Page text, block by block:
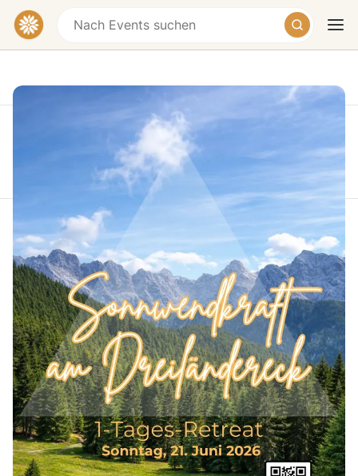
Morgen Wochenende
Diese Veranstaltung fand statt am Sunday, June
21, 2026 at 05:00 PM
Sonnwendkraft am Dreiländereck 1-
Tages-Retreat
Dreiländereck, Arnoldstein, Austria
€124
Sonnwendkraft am Dreiländereck 1-Tages-
Retreat
Erlebe die kraftvollste Zeit des Jahres bewusst in der
Natur – ein eintägiges Retreat, das dich am
Dreiländereck in Kärnten zurück zu dir selbst führt. Zur